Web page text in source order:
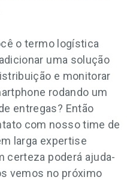
o termo logística
uma solução
e monitorar
rodando um
entregas? Então
com nosso time de
larga expertise
certeza poderá ajuda-
vemos no próximo